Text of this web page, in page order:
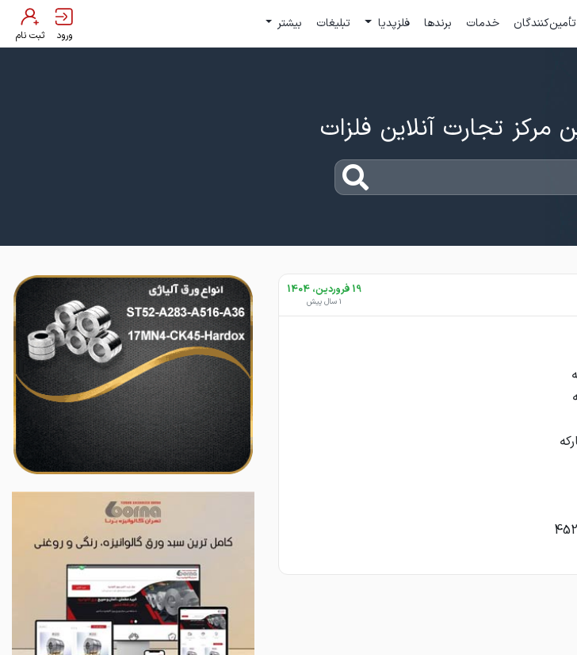
تأمین‌کنندگان خدمات برندها فلزپدیا تبلیغات بیشتر
ورود ثبت نام
19 فروردین، 1404
1 سال پیش